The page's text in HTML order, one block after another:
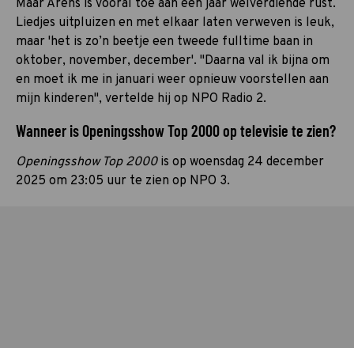
Maar Arens is vooral toe aan een jaar welverdiende rust.
Liedjes uitpluizen en met elkaar laten verweven is leuk,
maar 'het is zo’n beetje een tweede fulltime baan in
oktober, november, december'. "Daarna val ik bijna om
en moet ik me in januari weer opnieuw voorstellen aan
mijn kinderen", vertelde hij op NPO Radio 2.
Wanneer is Openingsshow Top 2000 op televisie te zien?
Openingsshow Top 2000is op woensdag 24 december
2025 om 23:05 uur te zien op NPO 3.